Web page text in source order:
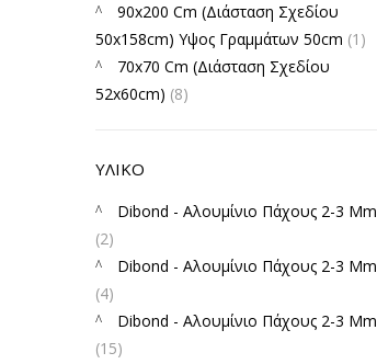
90x200 Cm (Διάσταση Σχεδίου
50x158cm) Υψος Γραμμάτων 50cm (1)
70x70 Cm (Διάσταση Σχεδίου
52x60cm) (8)
ΥΛΙΚΟ
Dibond - Αλουμίνιο Πάχους 2-3 Mm
(2)
Dibond - Αλουμίνιο Πάχους 2-3 Mm
(4)
Dibond - Αλουμίνιο Πάχους 2-3 Mm
(15)